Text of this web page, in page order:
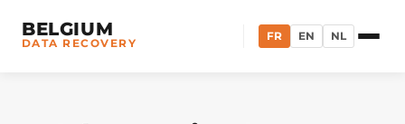
BELGIUM
DATA RECOVERY FR EN NL